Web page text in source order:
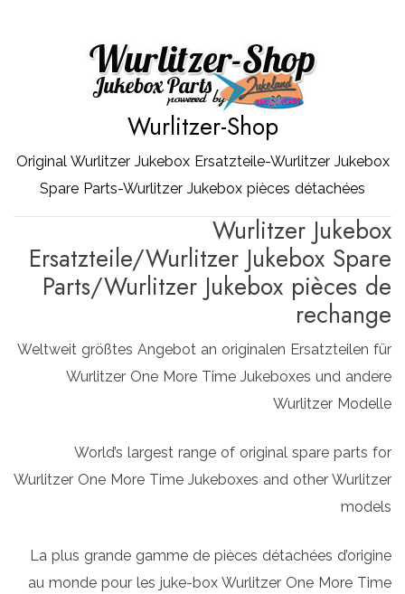
Wurlitzer-Shop
Original Wurlitzer Jukebox Ersatzteile-Wurlitzer Jukebox
Spare Parts-Wurlitzer Jukebox pièces détachées
Wurlitzer Jukebox
Ersatzteile/Wurlitzer Jukebox Spare
Parts/Wurlitzer Jukebox pièces de
rechange
Weltweit größtes Angebot an originalen Ersatzteilen für
Wurlitzer One More Time Jukeboxes und andere
Wurlitzer Modelle
World’s largest range of original spare parts for
Wurlitzer One More Time Jukeboxes and other Wurlitzer
models
La plus grande gamme de pièces détachées d’origine
au monde pour les juke-box Wurlitzer One More Time